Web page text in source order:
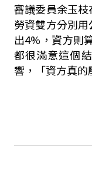
審議委員余玉
勞資雙方分別
出4%，資方則
都很滿意這個
響，「資方真